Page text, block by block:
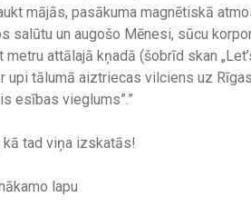
mājās, pasākuma magnētiskā
un augošo Mēnesi, sūcu
attālajā kņadā (šobrīd skan
upi tālumā aiztriecas vilciens uz
esības vieglums”.”
tad viņa izskatās!
lapu